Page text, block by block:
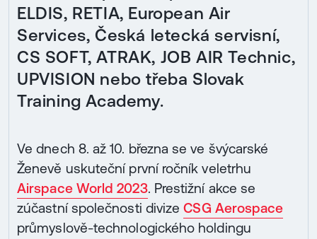
ELDIS, RETIA, European Air
Services, Česká letecká servisní,
CS SOFT, ATRAK, JOB AIR Technic,
UPVISION nebo třeba Slovak
Training Academy.
Ve dnech 8. až 10. března se ve švýcarské
Ženevě uskuteční první ročník veletrhu
Airspace World 2023. Prestižní akce se
zúčastní společnosti divizeCSG Aerospace
průmyslově-technologického holdingu